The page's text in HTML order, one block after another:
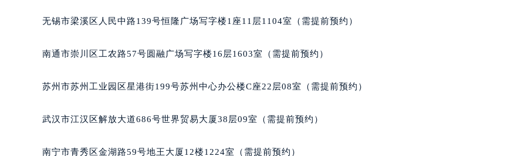
内蒙古自治区包头市青山区幸福路甲3号王府井百货名表维修百达翡丽售后服务中心（需提前预约）
内蒙古自治区鄂尔多斯市东胜区伊金霍洛街百达翡丽售后服务中心（需提前预约）
内蒙古自治区通辽市科尔沁区明仁大街百达翡丽售后服务中心（需提前预约）
内蒙古自治区乌兰察布市集宁区恩和大街百达翡丽售后服务中心（需提前预约）
内蒙古自治区兴安盟市乌兰浩特市兴安大街百达翡丽售后服务中心（需提前预约）
无锡市梁溪区人民中路139号恒隆广场写字楼1座11层1104室（需提前预约）
南通市崇川区工农路57号圆融广场写字楼16层1603室（需提前预约）
苏州市苏州工业园区星港街199号苏州中心办公楼C座22层08室（需提前预约）
武汉市江汉区解放大道686号世界贸易大厦38层09室（需提前预约）
南宁市青秀区金湖路59号地王大厦12楼1224室（需提前预约）